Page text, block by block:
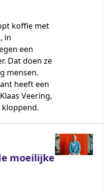
koffie met
in
een
Dat doen ze
mensen.
heeft een
Veering,
kloppend.
moeilijke